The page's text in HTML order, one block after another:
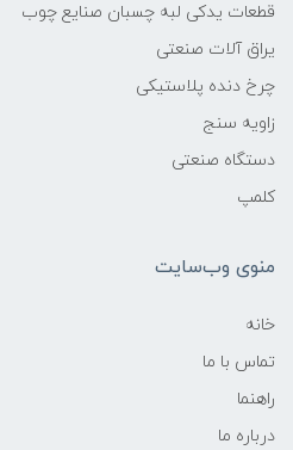
قطعات یدکی لبه چسبان صنایع چوب
یراق آلات صنعتی
چرخ دنده پلاستیکی
زاویه سنج
دستگاه صنعتی
کلمپ
منوی وب‌سایت
خانه
تماس با ما
راهنما
درباره ما